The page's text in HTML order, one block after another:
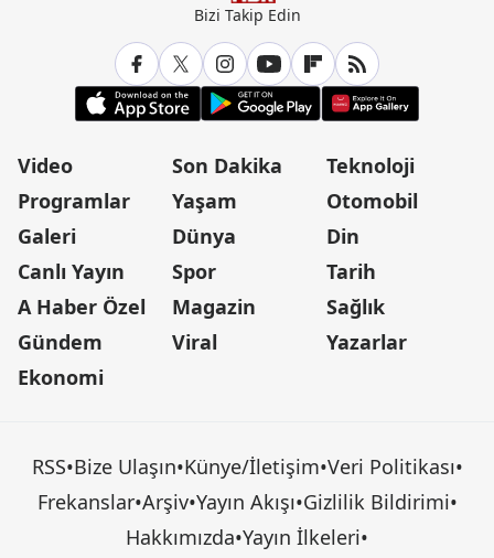
Bizi Takip Edin
Video
Programlar
Galeri
Canlı Yayın
A Haber Özel
Gündem
Ekonomi
Son Dakika
Yaşam
Dünya
Spor
Magazin
Viral
Teknoloji
Otomobil
Din
Tarih
Sağlık
Yazarlar
RSS•Bize Ulaşın•Künye/İletişim•Veri Politikası•
Frekanslar•Arşiv•Yayın Akışı•Gizlilik Bildirimi•
Hakkımızda•Yayın İlkeleri•